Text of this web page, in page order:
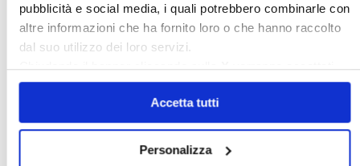
pubblicità e social media, i quali potrebbero combinarle con
altre informazioni che ha fornito loro o che hanno raccolto
dal suo utilizzo dei loro servizi.
Chiudendo il banner cliccando sullaXverranno accettati
solo i cookie necessari.
Accetta tutti
Personalizza
〉 Coordinamenti